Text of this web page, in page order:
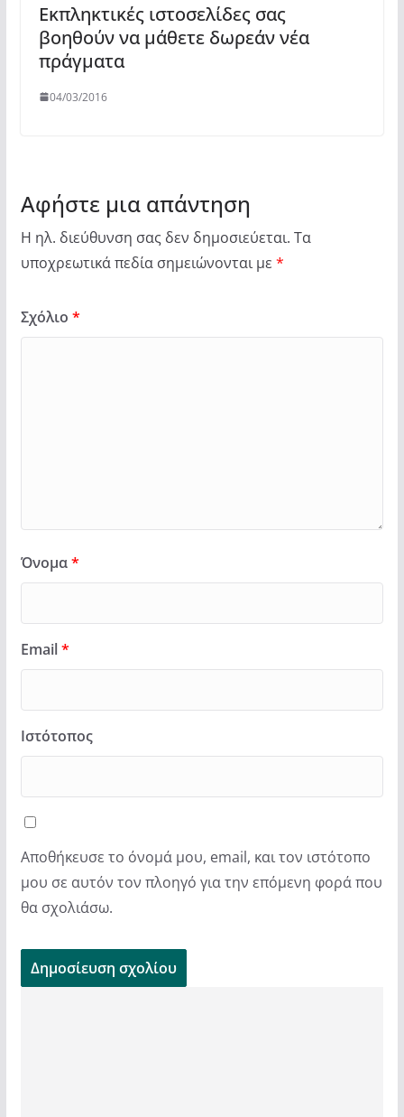
Εκπληκτικές ιστοσελίδες σας
βοηθούν να μάθετε δωρεάν νέα
πράγματα
04/03/2016
Αφήστε μια απάντηση
Η ηλ. διεύθυνση σας δεν δημοσιεύεται. Τα
υποχρεωτικά πεδία σημειώνονται με *
Σχόλιο *
Όνομα*
Email*
Ιστότοπος
Αποθήκευσε το όνομά μου, email, και τον ιστότοπο
μου σε αυτόν τον πλοηγό για την επόμενη φορά που
θα σχολιάσω.